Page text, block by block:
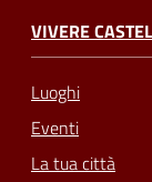
VIVERE
Luoghi
Eventi
La tua città